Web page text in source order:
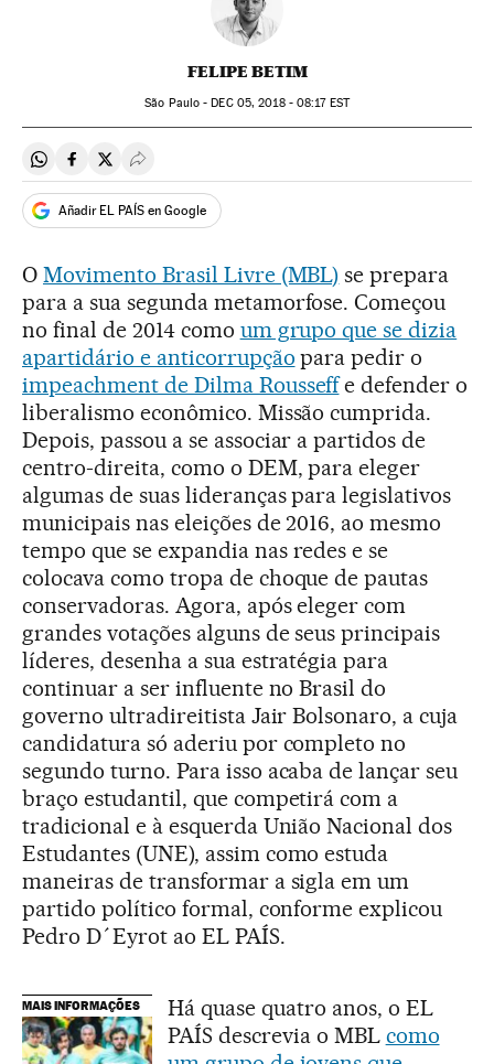
FELIPE BETIM
São Paulo - DEC05, 2018 - 08:17EST
Compartir en Whatsapp
Compartir en Facebook
Compartir en Twitter
Desplegar Redes Sociales
Añadir EL PAÍS en Google
O Movimento Brasil Livre (MBL) se prepara
para a sua segunda metamorfose. Começou
no final de 2014 como um grupo que se dizia
apartidário e anticorrupção para pedir o
impeachment de Dilma Rousseffe defender o
liberalismo econômico. Missão cumprida.
Depois, passou a se associar a partidos de
centro-direita, como o DEM, para eleger
algumas de suas lideranças para legislativos
municipais nas eleições de 2016, ao mesmo
tempo que se expandia nas redes e se
colocava como tropa de choque de pautas
conservadoras. Agora, após eleger com
grandes votações alguns de seus principais
líderes, desenha a sua estratégia para
continuar a ser influente no Brasil do
governo ultradireitista Jair Bolsonaro, a cuja
candidatura só aderiu por completo no
segundo turno. Para isso acaba de lançar seu
braço estudantil, que competirá com a
tradicional e à esquerda União Nacional dos
Estudantes (UNE), assim como estuda
maneiras de transformar a sigla em um
partido político formal, conforme explicou
Pedro D´Eyrot ao EL PAÍS.
MAIS INFORMAÇÕES
Há quase quatro anos, o EL
PAÍS descrevia o MBL como